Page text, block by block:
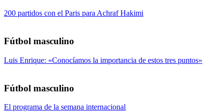
200 partidos con el Paris para Achraf Hakimi
Fútbol masculino
Luis Enrique: «Conocíamos la importancia de estos tres puntos»
Fútbol masculino
El programa de la semana internacional